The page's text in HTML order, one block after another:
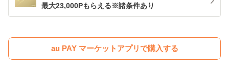
最大23,000Pもらえる※諸条件あり
au PAY マーケットアプリで購入する